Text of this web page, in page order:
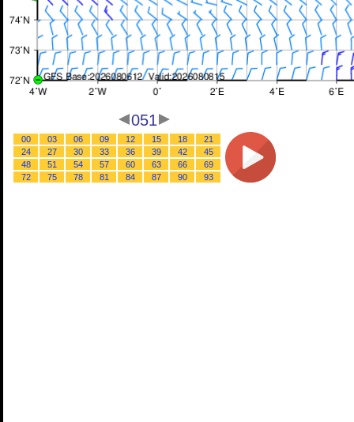
051
00 03 06 09 12 15 18
21
24
27 30 33 36 39 42
45
48
51 54 57 60 63 66
69
72
75 78 81 84 87 90 93